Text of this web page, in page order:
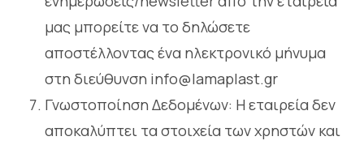
μας μπορείτε να το δηλώσετε
αποστέλλοντας ένα ηλεκτρονικό μήνυμα
στη διεύθυνση info@lamaplast.gr
Γνωστοποίηση Δεδομένων: Η εταιρεία δεν
αποκαλύπτει τα στοιχεία των χρηστών και